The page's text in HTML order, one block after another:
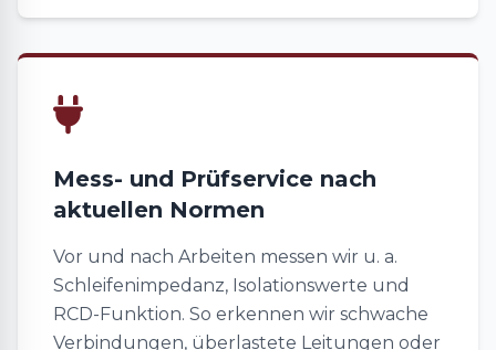
Mess- und Prüfservice nach
aktuellen Normen
Vor und nach Arbeiten messen wir u. a.
Schleifenimpedanz, Isolationswerte und
RCD-Funktion. So erkennen wir schwache
Verbindungen, überlastete Leitungen oder